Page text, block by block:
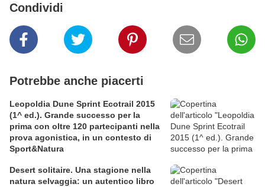
Condividi
Potrebbe anche piacerti
Leopoldia Dune Sprint Ecotrail 2015
(1^ ed.). Grande successo per la
prima con oltre 120 partecipanti nella
prova agonistica, in un contesto di
Sport&Natura
Desert solitaire. Una stagione nella
natura selvaggia: un autentico libro